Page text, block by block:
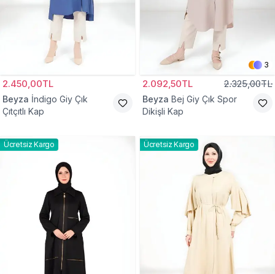
2.450,00TL
Beyza İndigo Giy Çık
Çıtçıtlı Kap
3
2.092,50TL 2.325,00TL
Beyza Bej Giy Çık Spor
Dikişli Kap
Ücretsiz Kargo Ücretsiz Kargo